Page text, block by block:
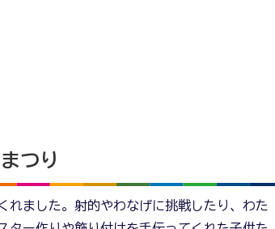
つり
れました。射的やわなげに挑戦したり、わた